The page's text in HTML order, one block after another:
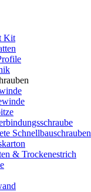
Kit
Schnellbauschrauben
& Trockenestrich